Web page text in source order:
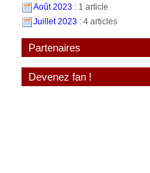
Août 2023 : 1 article
Juillet 2023 : 4 articles
Partenaires
Devenez fan !